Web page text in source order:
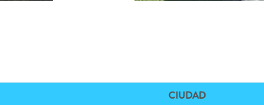
CIUDAD